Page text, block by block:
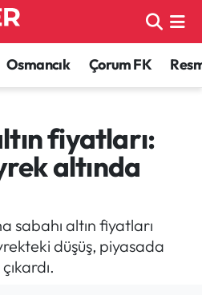
Osmancık Çorum FK
fiyatları:
altında
sabahı altın fiyatları
düşüş, piyasada
Haritası
ve Fikstür